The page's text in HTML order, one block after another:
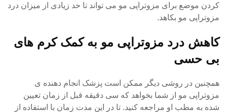
کردن موضع برای مزوتراپی مو می تواند تا حد زیادی از میزان درد
مزوتراپی مو بکاهد.
کاهش درد مزوتراپی مو به کمک کرم های
بی حسی
همچنین در روشی دیگر ممکن است پزشک انجام دهنده ی
مزوتراپی مو از شما بخواهد که سی دقیقه قبل از زمان تعیین
شده به مطب او مراجعه کنید. تا در این مدت زمان با استفاده از